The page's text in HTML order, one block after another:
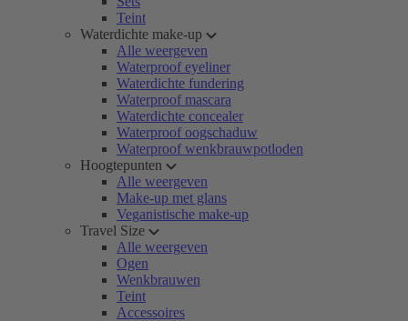
Teint
Waterdichte make-up
Alle weergeven
Waterproof eyeliner
Waterdichte fundering
Waterproof mascara
Waterdichte concealer
Waterproof oogschaduw
Waterproof wenkbrauwpotloden
Hoogtepunten
Alle weergeven
Make-up met glans
Veganistische make-up
Travel Size
Alle weergeven
Ogen
Wenkbrauwen
Teint
Accessoires